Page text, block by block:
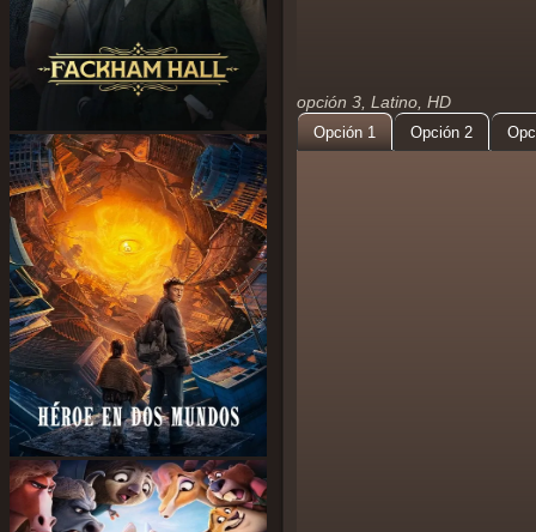
opción 3, Latino, HD
Opción 1 Opción 2